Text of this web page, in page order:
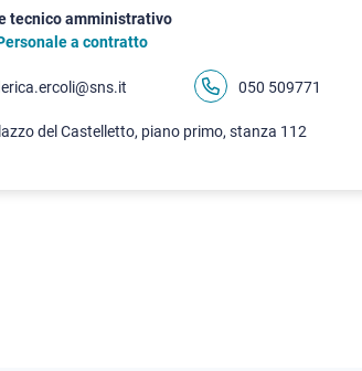
tecnico amministrativo
a contratto
050 509771
del Castelletto, piano primo, stanza 112